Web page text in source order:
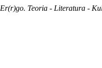
Er(r)go. Teoria - Literatura -